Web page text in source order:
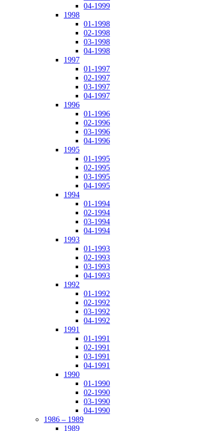
04-1999
1998
01-1998
02-1998
03-1998
04-1998
1997
01-1997
02-1997
03-1997
04-1997
1996
01-1996
02-1996
03-1996
04-1996
1995
01-1995
02-1995
03-1995
04-1995
1994
01-1994
02-1994
03-1994
04-1994
1993
01-1993
02-1993
03-1993
04-1993
1992
01-1992
02-1992
03-1992
04-1992
1991
01-1991
02-1991
03-1991
04-1991
1990
01-1990
02-1990
03-1990
04-1990
1986 – 1989
1989